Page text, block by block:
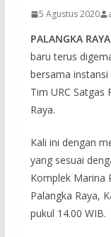
5 Agustus 2020
PALANGKA
baru terus
bersama
Tim URC Satgas
Raya.
Kali ini dengan
yang sesuai
Komplek Marina
Palangka Raya,
pukul 14.00 WIB.